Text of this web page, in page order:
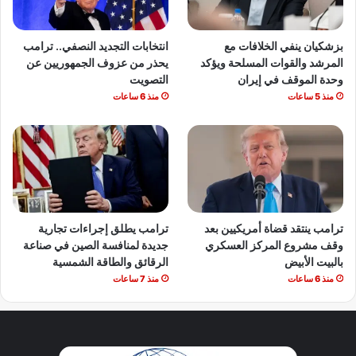
بزشكيان ينفي الخلافات مع
المرشد والقوات المسلحة ويؤكد
وحدة الموقف في إيران
منذ 5 ساعات
انتخابات التجديد النصفي.. ترامب
يحذر من عزوف الجمهوريين عن
التصويت
منذ 6 ساعات
ترامب ينتقد قضاة أمريكيين بعد
وقف مشروع المركز العسكري
بالبيت الأبيض
منذ 6 ساعات
ترامب يطلق إجراءات تجارية
جديدة لمنافسة الصين في صناعة
الرقائق والطاقة الشمسية
منذ 7 ساعات